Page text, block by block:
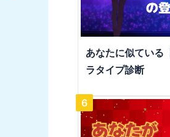
あなたに似ている
ラタイプ診断
6